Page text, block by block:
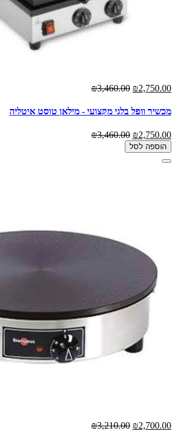
₪2,750.00
₪3,460.00
מכשיר וופל בלגי מקצועי - מילאן טוסט איטליה
₪2,750.00
₪3,460.00
הוספה לסל
₪2,700.00
₪3,210.00